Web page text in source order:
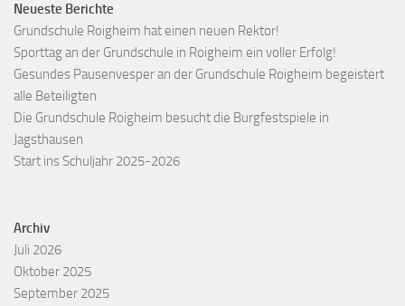
Neueste Berichte
Grundschule Roigheim hat einen neuen Rektor!
Sporttag an der Grundschule in Roigheim ein voller Erfolg!
Gesundes Pausenvesper an der Grundschule Roigheim begeistert
alle Beteiligten
Die Grundschule Roigheim besucht die Burgfestspiele in
Jagsthausen
Start ins Schuljahr 2025-2026
Archiv
Juli 2026
Oktober 2025
September 2025